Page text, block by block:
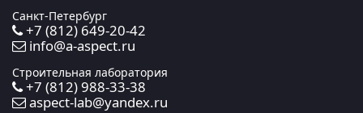
Санкт-Петербург
+7 (812) 649-20-42
info@a-aspect.ru
Строительная лаборатория
+7 (812) 988-33-38
aspect-lab@yandex.ru